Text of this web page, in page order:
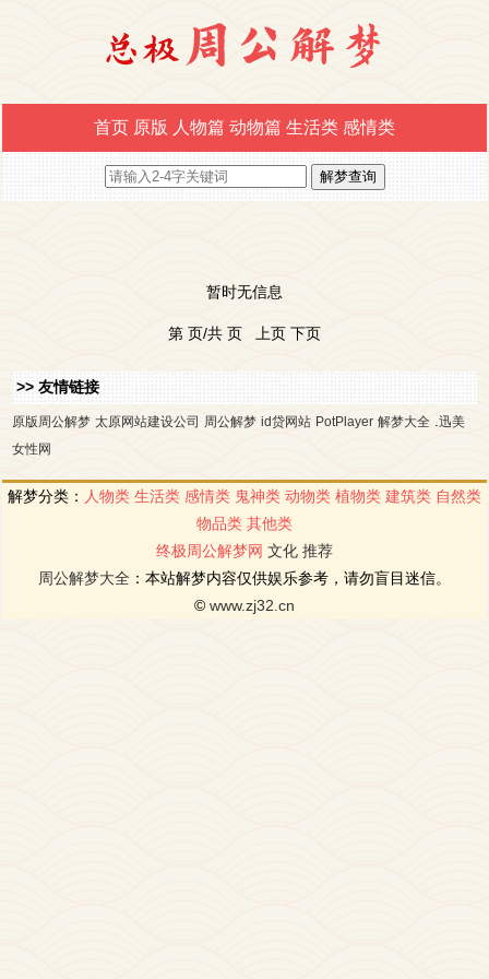
首页 原版 人物篇 动物篇 生活类 感情类
暂时无信息
第 页/共 页 上页 下页
>> 友情链接
原版周公解梦 太原网站建设公司 周公解梦 id贷网站 PotPlayer 解梦大全
迅美
女性网
解梦分类： 人物类 生活类 感情类 鬼神类 动物类 植物类 建筑类 自然类
物品类 其他类
终极周公解梦网 文化 推荐
周公解梦大全 ：本站解梦内容仅供娱乐参考，请勿盲目迷信。
© www.zj32.cn